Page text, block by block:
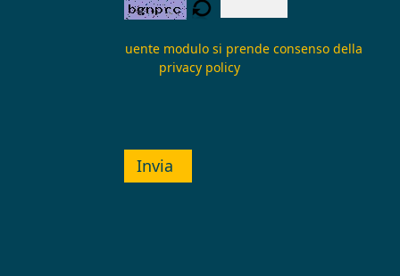
Inviando il seguente modulo si prende consenso della
privacy policy
Invia